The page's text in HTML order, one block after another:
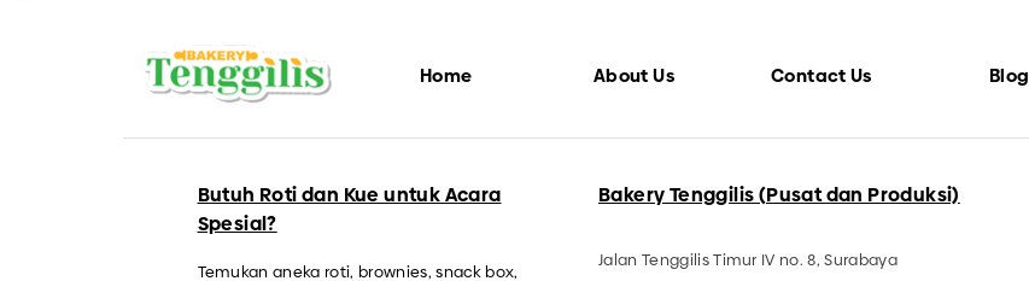
Home About Us Contact Us Blog
Butuh Roti dan Kue untuk Acara
Spesial?
Temukan aneka roti, brownies, snack box,
Bakery Tenggilis (Pusat dan Produksi)
Jalan Tenggilis Timur IV no. 8, Surabaya